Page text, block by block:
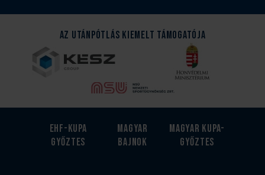
Az Utánpótlás kiemelt támogatója
EHF-Kupa
győztes
Magyar
bajnok
Magyar kupa-
győztes